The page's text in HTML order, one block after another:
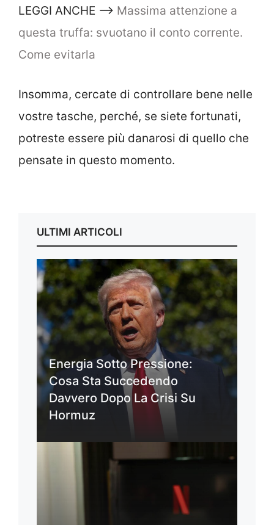
LEGGI ANCHE –> Massima attenzione a
questa truffa: svuotano il conto corrente.
Come evitarla
Insomma, cercate di controllare bene nelle
vostre tasche, perché, se siete fortunati,
potreste essere più danarosi di quello che
pensate in questo momento.
ULTIMI ARTICOLI
Energia Sotto Pressione:
Cosa Sta Succedendo
Davvero Dopo La Crisi Su
Hormuz